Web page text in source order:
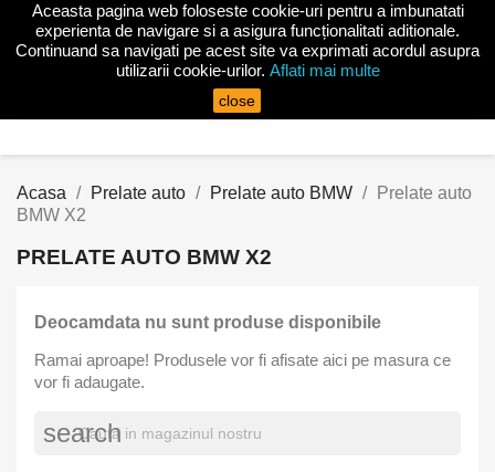
Acasa Prelate auto Prelate auto BMW
Prelate auto
BMW X2
PRELATE AUTO BMW X2
Deocamdata nu sunt produse disponibile
Ramai aproape! Produsele vor fi afisate aici pe masura ce
vor fi adaugate.
search
Aceasta pagina web foloseste cookie-uri pentru a imbunatati
experienta de navigare si a asigura funcționalitati aditionale.
Continuand sa navigati pe acest site va exprimati acordul asupra
utilizarii cookie-urilor. Aflati mai multe
close
Intra in cont